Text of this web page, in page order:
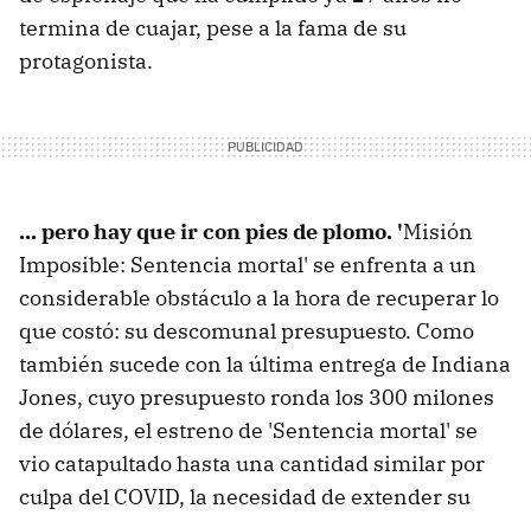
termina de cuajar, pese a la fama de su
protagonista.
... pero hay que ir con pies de plomo. 'Misión
Imposible: Sentencia mortal' se enfrenta a un
considerable obstáculo a la hora de recuperar lo
que costó: su descomunal presupuesto. Como
también sucede con la última entrega de Indiana
Jones, cuyo presupuesto ronda los 300 milones
de dólares, el estreno de 'Sentencia mortal' se
vio catapultado hasta una cantidad similar por
culpa del COVID, la necesidad de extender su